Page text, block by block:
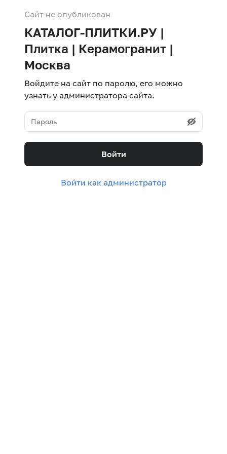
Сайт не опубликован
КАТАЛОГ-ПЛИТКИ.РУ |
Плитка | Керамогранит |
Москва
Войдите на сайт по паролю, его можно
узнать у администратора сайта.
Войти
Войти как администратор